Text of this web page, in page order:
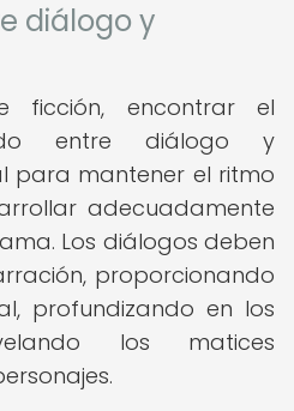
diálogo y
ficción, encontrar el
entre diálogo y
para mantener el ritmo
adecuadamente
Los diálogos deben
proporcionando
profundizando en los
los matices